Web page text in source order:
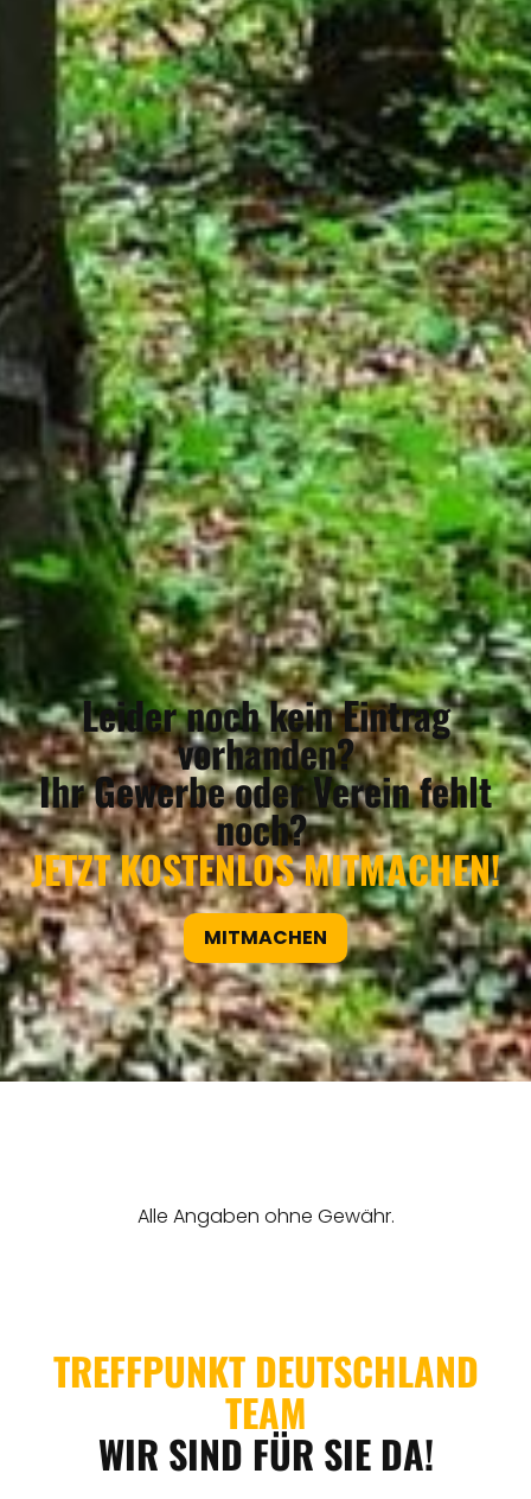
UNSER TEAM IM SAARLAND
WIR SIND FÜR SIE DA!
LINUS WITTICH Medien KG
Europaallee 2
54343 Föhren
Fax: 06502 9147-248
06502 9147-0
E-Mail
Webseite
Leider noch kein Eintrag
vorhanden?
Ihr Gewerbe oder Verein fehlt
noch?
JETZT KOSTENLOS MITMACHEN!
MITMACHEN